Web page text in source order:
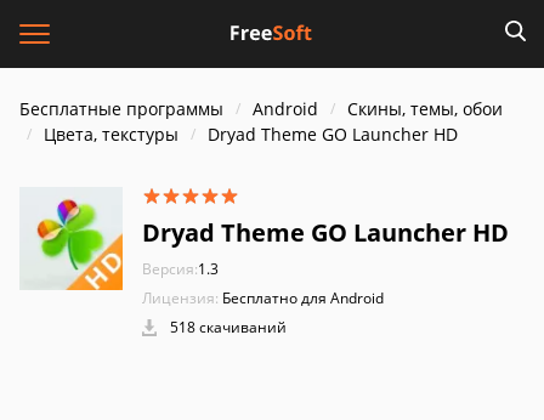
Бесплатные программы Android
Скины, темы, обои
Цвета, текстуры
Dryad Theme GO Launcher HD
Dryad Theme GO Launcher HD
Версия:1.3
Лицензия: Бесплатно для Android
518 скачиваний